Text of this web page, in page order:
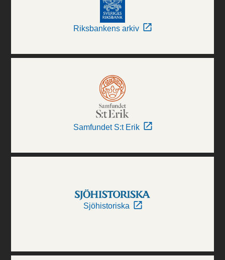
Riksbankens arkiv
Samfundet S:t Erik
Sjöhistoriska